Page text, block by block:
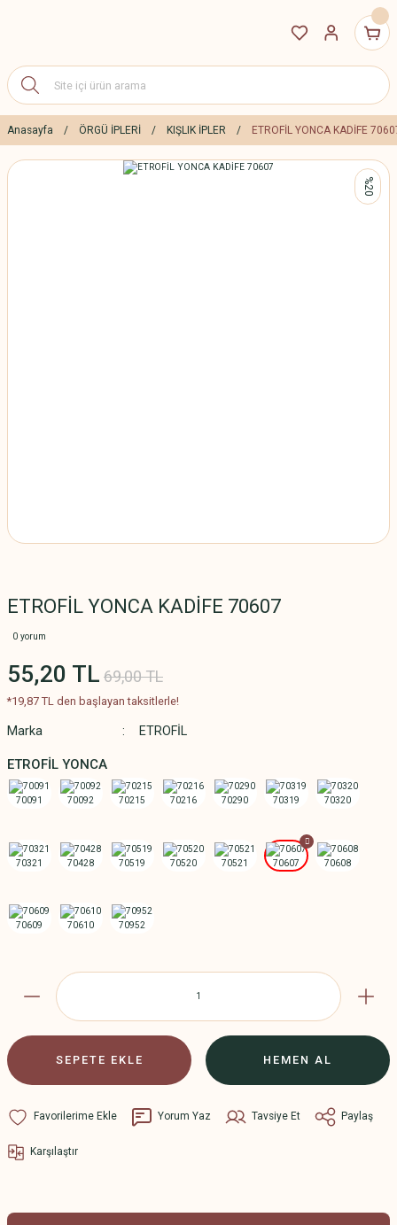
Anasayfa ÖRGÜ İPLERİ KIŞLIK İPLER ETROFİL YONCA KADİFE
%20
ETROFİL YONCA KADİFE 70607
0 yorum
55,20 TL 69,00 TL
*19,87 TL den başlayan taksitlerle!
Marka ETROFİL
ETROFİL YONCA
SEPETE EKLE HEMEN AL
Yorum Yaz Tavsiye Et Paylaş
Karşılaştır